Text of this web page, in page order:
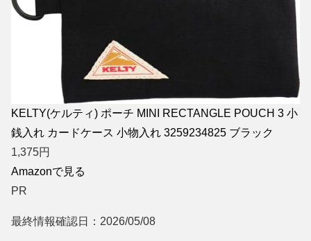
KELTY(ケルティ) ポーチ MINI RECTANGLE POUCH 3 小
銭入れ カードケース 小物入れ 3259234825 ブラック
1,375円
Amazonで見る
PR
最終情報確認日：2026/05/08